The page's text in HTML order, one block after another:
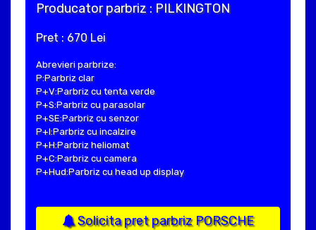
Producator parbriz : PILKINGTON
Pret : 670 Lei
Abrevieri parbrize:
P:Parbriz clar
P+V:Parbriz cu tenta verde
P+S:Parbriz cu parasolar
P+SE:Parbriz cu senzor
P+I:Parbriz cu incalzire
P+H:Parbriz heliomat
P+C:Parbriz cu camera
P+Hud:Parbriz cu head up display
Solicita pret parbriz PORSCHE